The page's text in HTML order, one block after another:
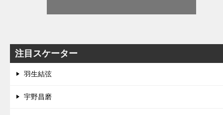
注目スケーター
羽生結弦
宇野昌磨